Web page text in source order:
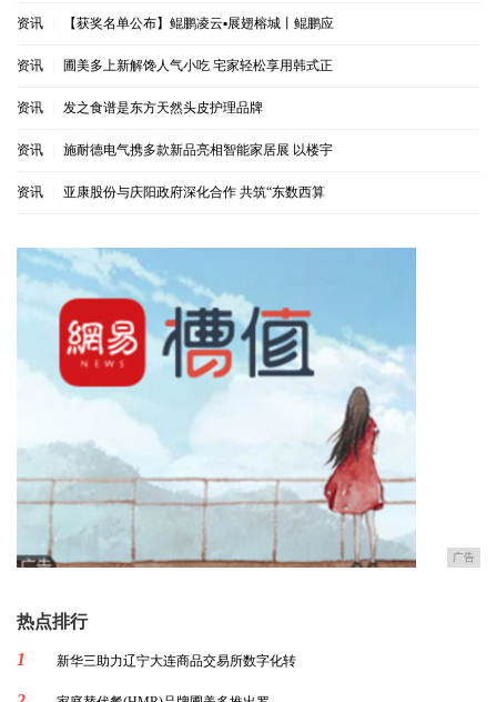
资讯 【获奖名单公布】鲲鹏凌云▪展翅榕城丨鲲鹏应
资讯 圃美多上新解馋人气小吃 宅家轻松享用韩式正
资讯 发之食谱是东方天然头皮护理品牌
资讯 施耐德电气携多款新品亮相智能家居展 以楼宇
资讯 亚康股份与庆阳政府深化合作 共筑“东数西算
广告
热点排行
1
新华三助力辽宁大连商品交易所数字化转